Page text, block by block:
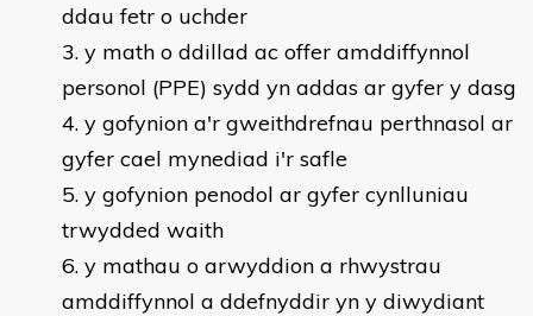
ddau fetr o uchder
y math o ddillad ac offer amddiffynnol
personol (PPE) sydd yn addas ar gyfer y dasg
y gofynion a'r gweithdrefnau perthnasol ar
gyfer cael mynediad i'r safle
y gofynion penodol ar gyfer cynlluniau
trwydded waith
y mathau o arwyddion a rhwystrau
amddiffynnol a ddefnyddir yn y diwydiant